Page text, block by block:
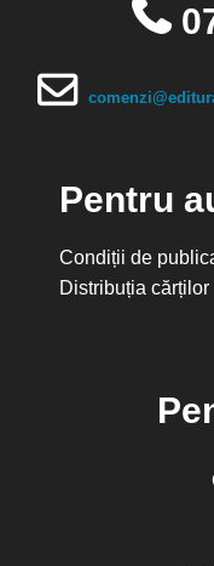
Pentru
Condiții de
Distribuția cărților